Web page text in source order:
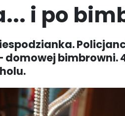
i po
domowej bimbrowni.